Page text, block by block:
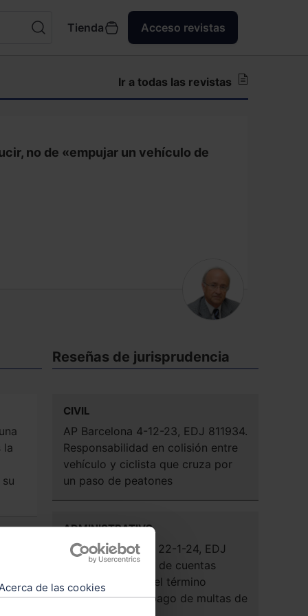
de las cookies
Tienda Acceso revistas
Ir a todas las revistas
no de «empujar un vehículo de
la
Reseñas de jurisprudencia
CIVIL
AP Barcelona 4-12-23, EDJ 811934.
Responsabilidad en colisión entre
vehículo y ciclista que cruza por
un paso de peatones
ADMINISTRATIVO
Tribunal Supremo 22-1-24, EDJ
501973. Embargo de cuentas
bancarias fuera del término
municipal por impago de multas de